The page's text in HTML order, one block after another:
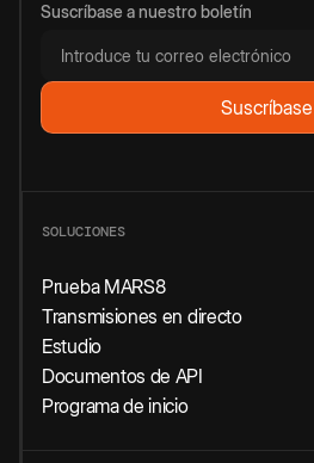
Suscríbase a nuestro boletín
SOLUCIONES
Prueba MARS8
Transmisiones en directo
Estudio
Documentos de API
Programa de inicio